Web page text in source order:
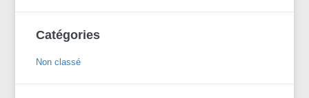
Catégories
Non classé